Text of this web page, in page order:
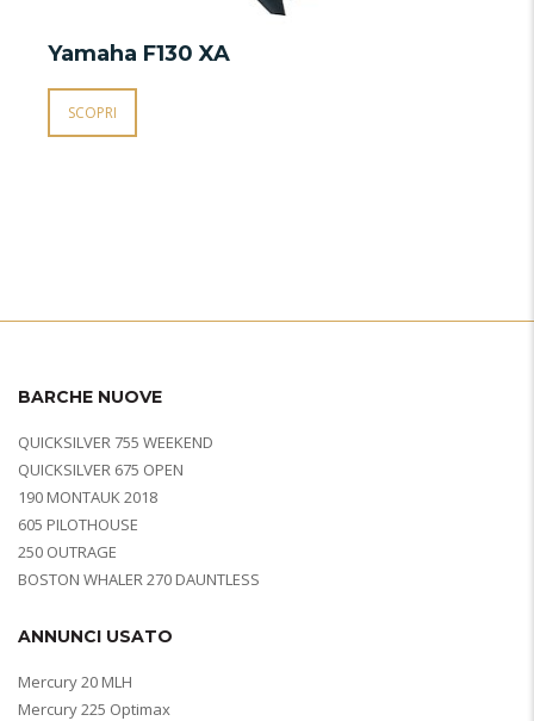
Yamaha F130 XA
SCOPRI
BARCHE NUOVE
QUICKSILVER 755 WEEKEND
QUICKSILVER 675 OPEN
190 MONTAUK 2018
605 PILOTHOUSE
250 OUTRAGE
BOSTON WHALER 270 DAUNTLESS
ANNUNCI USATO
Mercury 20 MLH
Mercury 225 Optimax